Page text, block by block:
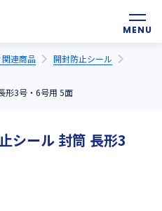
関連商品
開封防止シール
形3号・6号用 5面
シール 封筒 長形3